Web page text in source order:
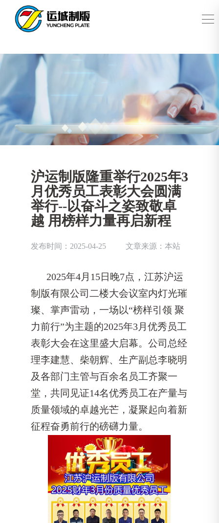
沪运制版隆重举行2025年3
月优秀员工表彰大会圆满
举行--以奋斗之姿致敬卓
越 用榜样力量再启新程
发布时间：2025-04-25 文章来源：本站
2025年4月15日晚7点，江苏沪运
制版有限公司二楼大会议室内灯光璀
璨、掌声雷动，一场以“榜样引领 聚
力前行”为主题的2025年3月优秀员工
表彰大会在这里盛大启幕。公司总经
理李建慧、柴朝辉、生产副总李晓明
及各部门主管与百余名员工齐聚一
堂，共同见证14名优秀员工在产量与
质量领域的卓越光芒，凝聚起向着新
征程奋勇前行的磅礴力量。